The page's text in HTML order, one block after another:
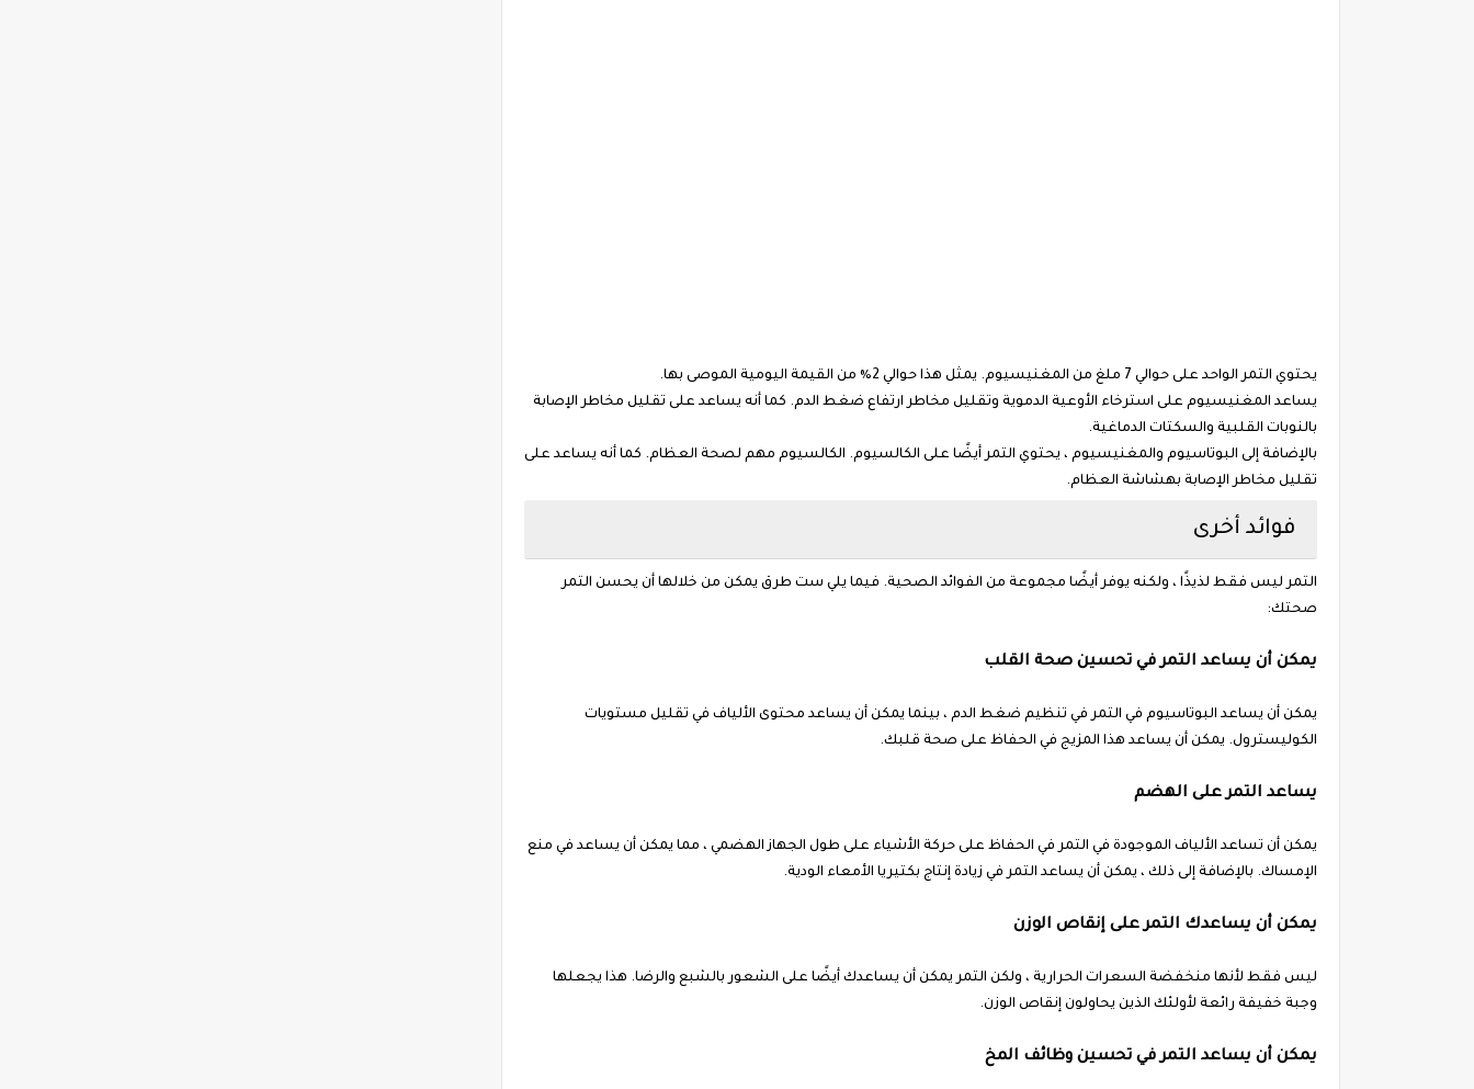
يحتوي التمر الواحد على حوالي 7 ملغ من المغنيسيوم. يمثل هذا حوالي 2٪ من القيمة اليومية الموصى بها.
يساعد المغنيسيوم على استرخاء الأوعية الدموية وتقليل مخاطر ارتفاع ضغط الدم. كما أنه يساعد على تقليل مخاطر الإصابة
بالنوبات القلبية والسكتات الدماغية.
بالإضافة إلى البوتاسيوم والمغنيسيوم ، يحتوي التمر أيضًا على الكالسيوم. الكالسيوم مهم لصحة العظام. كما أنه يساعد على
تقليل مخاطر الإصابة بهشاشة العظام.
فوائد أخرى
التمر ليس فقط لذيذًا ، ولكنه يوفر أيضًا مجموعة من الفوائد الصحية. فيما يلي ست طرق يمكن من خلالها أن يحسن التمر
صحتك:
يمكن أن يساعد التمر في تحسين صحة القلب
يمكن أن يساعد البوتاسيوم في التمر في تنظيم ضغط الدم ، بينما يمكن أن يساعد محتوى الألياف في تقليل مستويات
الكوليسترول. يمكن أن يساعد هذا المزيج في الحفاظ على صحة قلبك.
يساعد التمر على الهضم
يمكن أن تساعد الألياف الموجودة في التمر في الحفاظ على حركة الأشياء على طول الجهاز الهضمي ، مما يمكن أن يساعد في منع
الإمساك. بالإضافة إلى ذلك ، يمكن أن يساعد التمر في زيادة إنتاج بكتيريا الأمعاء الودية.
يمكن أن يساعدك التمر على إنقاص الوزن
ليس فقط لأنها منخفضة السعرات الحرارية ، ولكن التمر يمكن أن يساعدك أيضًا على الشعور بالشبع والرضا. هذا يجعلها
وجبة خفيفة رائعة لأولئك الذين يحاولون إنقاص الوزن.
يمكن أن يساعد التمر في تحسين وظائف المخ